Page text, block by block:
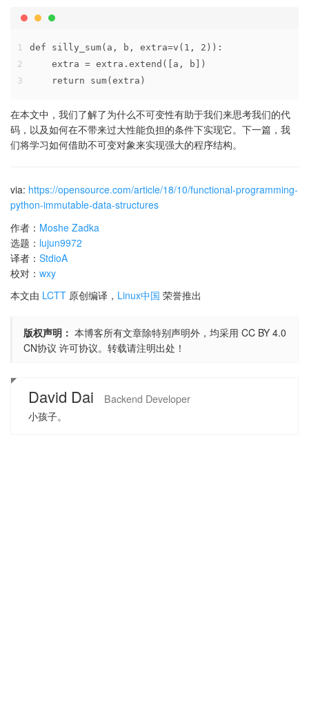
1
2
3
def silly_sum(a, b, extra=v(1, 2)):
    extra = extra.extend([a, b])
    return sum(extra)
在本文中，我们了解了为什么不可变性有助于我们来思考我们的代
码，以及如何在不带来过大性能负担的条件下实现它。下一篇，我
们将学习如何借助不可变对象来实现强大的程序结构。
via: https://opensource.com/article/18/10/functional-programming-
python-immutable-data-structures
作者： Moshe Zadka
选题： lujun9972
译者： StdioA
校对： wxy
本文由 LCTT 原创编译， Linux中国 荣誉推出
版权声明： 本博客所有文章除特别声明外，均采用 CC BY 4.0
CN协议 许可协议。转载请注明出处！
David Dai
Backend Developer
小孩子。